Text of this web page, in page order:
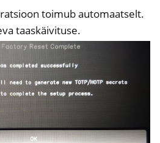
toimub automaatselt.
taaskäivituse.